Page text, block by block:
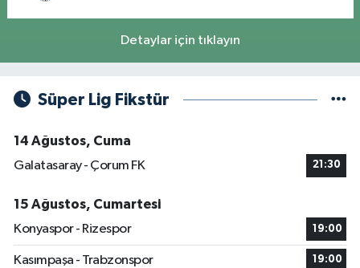
Detaylar için tıklayın
Süper Lig Fikstür
14 Ağustos, Cuma
Galatasaray - Çorum FK
21:30
15 Ağustos, Cumartesi
Konyaspor - Rizespor
19:00
Kasımpaşa - Trabzonspor 19:00